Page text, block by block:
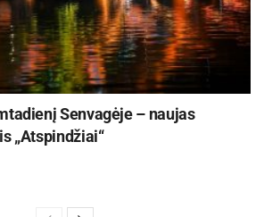
Senvagėje – naujas
„Atspindžiai“